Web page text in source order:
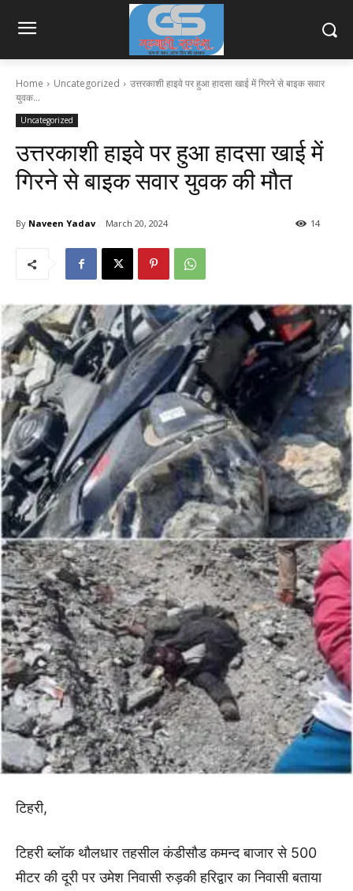
Home Uncategorized
उत्तरकाशी हाइवे पर हुआ हादसा खाई में गिरने से बाइक सवार
युवक...
Uncategorized
उत्तरकाशी हाइवे पर हुआ हादसा खाई में
गिरने से बाइक सवार युवक की मौत
By Naveen Yadav March 20, 2024 14
टिहरी,
टिहरी ब्लॉक थौलधार तहसील कंडीसौड कमन्द बाजार से 500
मीटर की दूरी पर उमेश निवासी रुड़की हरिद्वार का निवासी बताया